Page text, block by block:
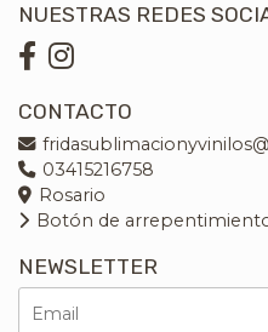
NUESTRAS REDES
CONTACTO
03415216758
Rosario
Botón de
NEWSLETTER